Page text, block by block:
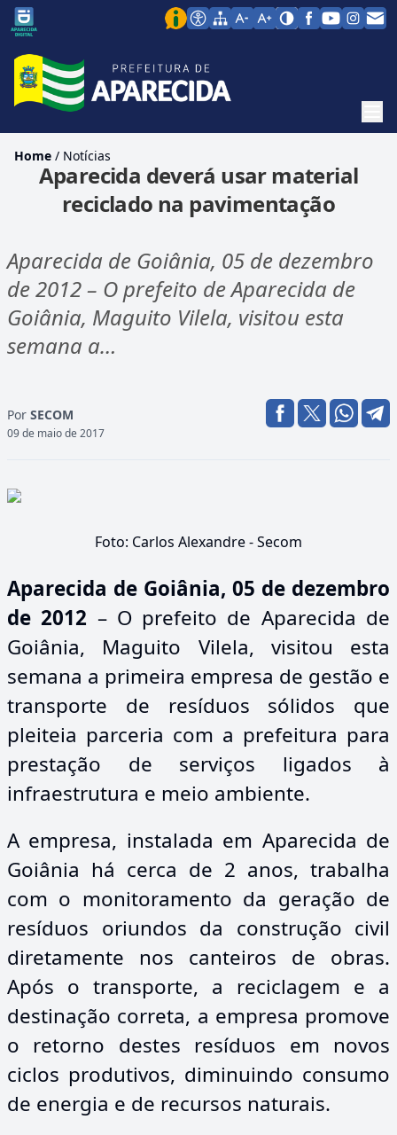
Home / Notícias
Aparecida deverá usar material
reciclado na pavimentação
Aparecida de Goiânia, 05 de dezembro
de 2012 – O prefeito de Aparecida de
Goiânia, Maguito Vilela, visitou esta
semana a…
Por SECOM
09 de maio de 2017
Foto: Carlos Alexandre - Secom
Aparecida de Goiânia, 05 de dezembro
de 2012 – O prefeito de Aparecida de
Goiânia, Maguito Vilela, visitou esta
semana a primeira empresa de gestão e
transporte de resíduos sólidos que
pleiteia parceria com a prefeitura para
prestação de serviços ligados à
infraestrutura e meio ambiente.
A empresa, instalada em Aparecida de
Goiânia há cerca de 2 anos, trabalha
com o monitoramento da geração de
resíduos oriundos da construção civil
diretamente nos canteiros de obras.
Após o transporte, a reciclagem e a
destinação correta, a empresa promove
o retorno destes resíduos em novos
ciclos produtivos, diminuindo consumo
de energia e de recursos naturais.